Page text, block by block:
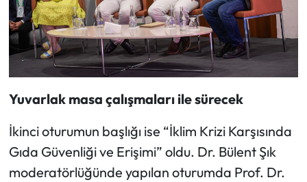
Yuvarlak masa çalışmaları ile sürecek
İkinci oturumun başlığı ise “İklim Krizi Karşısında
Gıda Güvenliği ve Erişimi” oldu. Dr. Bülent Şık
moderatörlüğünde yapılan oturumda Prof. Dr.